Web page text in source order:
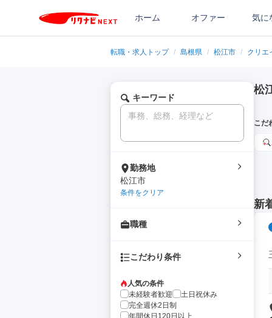
ホーム オファー 気に
転職・求人トップ / 島根県 / 松江市 / クリエ
キーワード
勤務地
松江市
条件をクリア
職種
こだわり条件
人気の条件
未経験者歓迎
土日祝休み
完全週休2日制
年間休日120日以上
松
こだ
新